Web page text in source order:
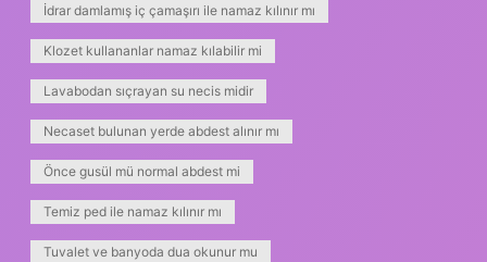
İdrar damlamış iç çamaşırı ile namaz kılınır mı
Klozet kullananlar namaz kılabilir mi
Lavabodan sıçrayan su necis midir
Necaset bulunan yerde abdest alınır mı
Önce gusül mü normal abdest mi
Temiz ped ile namaz kılınır mı
Tuvalet ve banyoda dua okunur mu